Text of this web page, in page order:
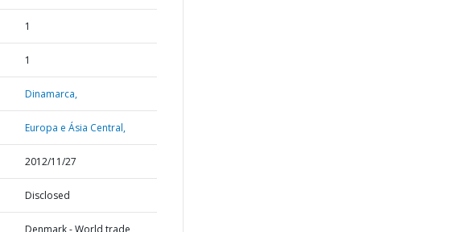
1
1
Dinamarca,
Europa e Ásia Central,
2012/11/27
Disclosed
Denmark - World trade